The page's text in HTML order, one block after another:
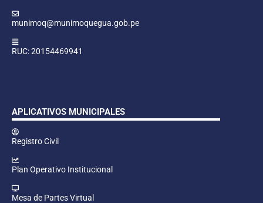
munimoq@munimoquegua.gob.pe
RUC: 20154469941
APLICATIVOS MUNICIPALES
Registro Civil
Plan Operativo Institucional
Mesa de Partes Virtual